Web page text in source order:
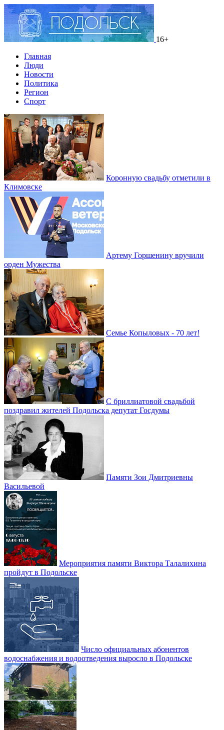
16+
Главная
Люди
Новости
Политика
Регион
Спорт
Коронную свадьбу отметили в
Климовске
Артему Горшенину вручили
орден Мужества
Семье Копыловых - 70 лет!
С бриллиатовой свадьбой
поздравил жителей Подольска депутат Госдумы
Памяти Зои Дмитриевны
Васильевой
Мероприятия памяти Виктора Талалихина
пройдут в Подольске
Число официальных абонентов
водоснабжения и водоотведения выросло в Подольске